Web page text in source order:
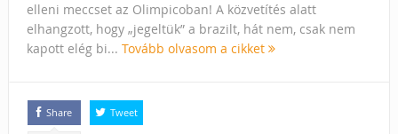
elleni meccset az Olimpicoban! A közvetítés alatt
elhangzott, hogy „jegeltük” a brazilt, hát nem, csak nem
kapott elég bi... Tovább olvasom a cikket
Share Tweet